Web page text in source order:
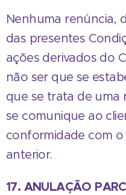
Nenhuma renúncia,
das presentes
ações derivados do
não ser que se
que se trata de uma
se comunique ao
conformidade com o
anterior.
17. ANULAÇÃO